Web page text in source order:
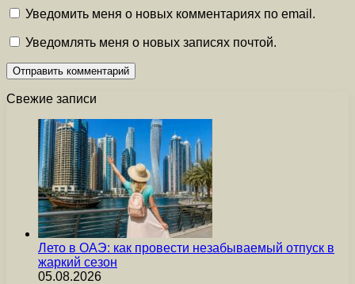
Уведомить меня о новых комментариях по email.
Уведомлять меня о новых записях почтой.
Свежие записи
Лето в ОАЭ: как провести незабываемый отпуск в
жаркий сезон
05.08.2026